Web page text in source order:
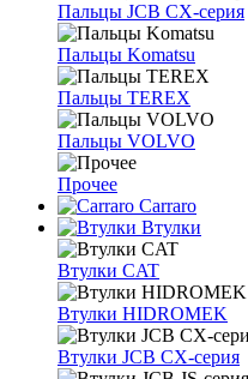
Пальцы JCB CX-серия
Пальцы Komatsu
Пальцы TEREX
Пальцы VOLVO
Прочее
Carraro
Втулки
Втулки CAT
Втулки HIDROMEK
Втулки JCB CX-серия